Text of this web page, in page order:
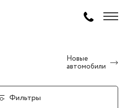
Новые
автомобили
Фильтры